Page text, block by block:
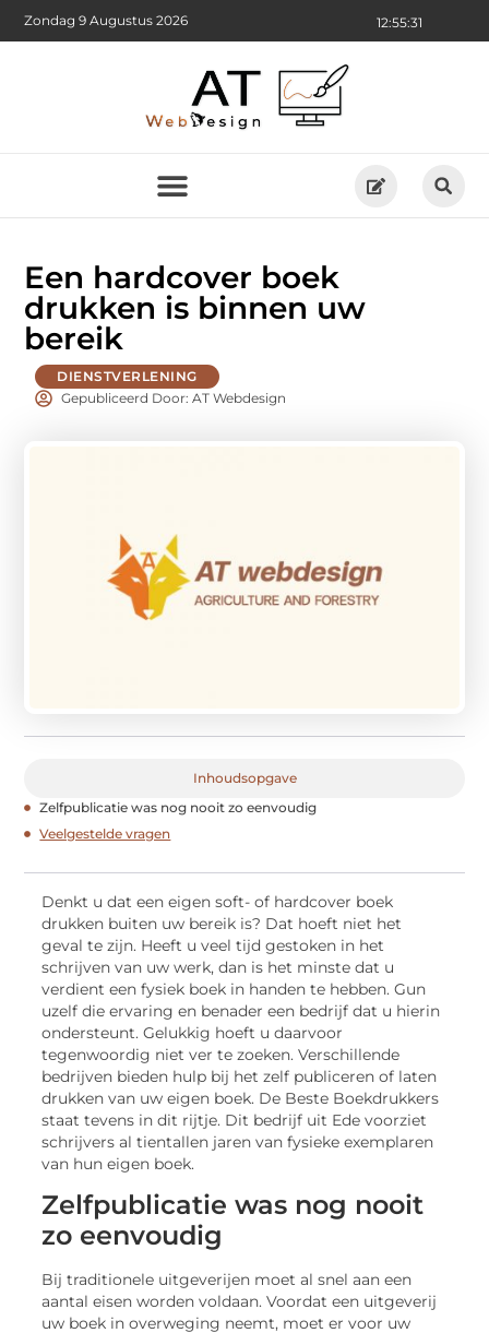
12:55:32
Zondag 9 Augustus 2026
Een hardcover boek
drukken is binnen uw
bereik
DIENSTVERLENING
Gepubliceerd Door: AT Webdesign
Inhoudsopgave
Zelfpublicatie was nog nooit zo eenvoudig
Veelgestelde vragen
Denkt u dat een eigen soft- of hardcover boek
drukken buiten uw bereik is? Dat hoeft niet het
geval te zijn. Heeft u veel tijd gestoken in het
schrijven van uw werk, dan is het minste dat u
verdient een fysiek boek in handen te hebben. Gun
uzelf die ervaring en benader een bedrijf dat u hierin
ondersteunt. Gelukkig hoeft u daarvoor
tegenwoordig niet ver te zoeken. Verschillende
bedrijven bieden hulp bij het zelf publiceren of laten
drukken van uw eigen boek. De Beste Boekdrukkers
staat tevens in dit rijtje. Dit bedrijf uit Ede voorziet
schrijvers al tientallen jaren van fysieke exemplaren
van hun eigen boek.
Zelfpublicatie was nog nooit
zo eenvoudig
Bij traditionele uitgeverijen moet al snel aan een
aantal eisen worden voldaan. Voordat een uitgeverij
uw boek in overweging neemt, moet er voor uw